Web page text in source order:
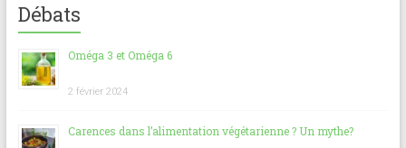
Débats
Oméga 3 et Oméga 6
2 février 2024
Carences dans l’alimentation végétarienne ? Un mythe?